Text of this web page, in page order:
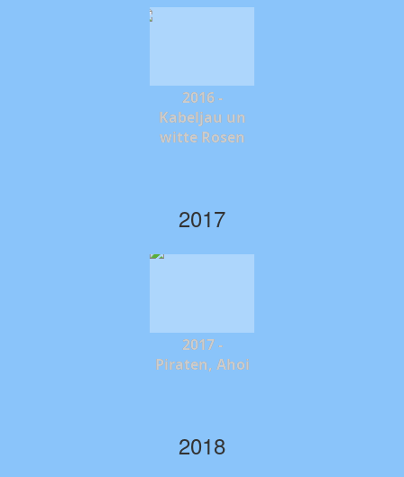
2016 -
Kabeljau un
witte Rosen
2017
2017 -
Piraten, Ahoi
2018